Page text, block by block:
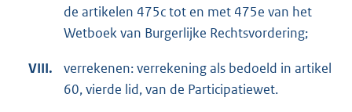
de artikelen 475c tot en met 475e van het
Wetboek van Burgerlijke Rechtsvordering;
VIII.
verrekenen: verrekening als bedoeld in artikel
60, vierde lid, van de Participatiewet.